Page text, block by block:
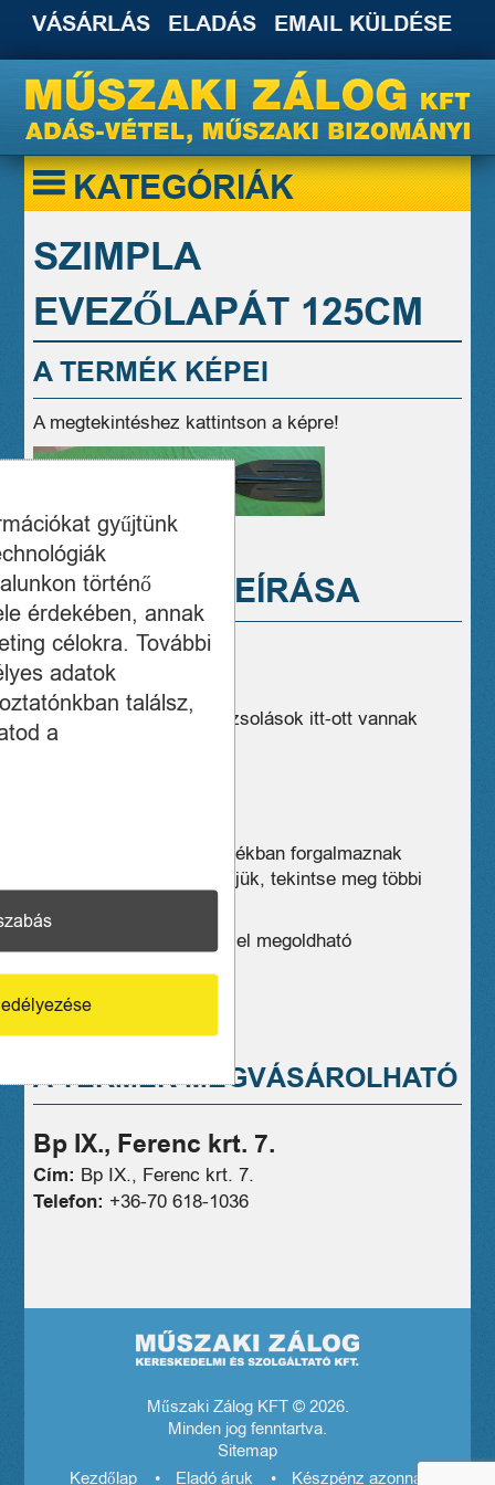
VÁSÁRLÁS ELADÁS EMAIL KÜLDÉSE
KATEGÓRIÁK
SZIMPLA
EVEZŐLAPÁT 125CM
A TERMÉK KÉPEI
A megtekintéshez kattintson a képre!
A TERMÉK LEÍRÁSA
Evezőlapát
Hossza:125cm
Normál állapotban – horzsolások itt-ott vannak
rajta.
Üzleteink széles választékban forgalmaznak
hasonló eszközöket, kérjük, tekintse meg többi
postázás rövid határidővel megoldható
Ár:3499 Ft
A TERMÉK MEGVÁSÁROLHATÓ
Bp IX., Ferenc krt. 7.
Cím: Bp IX., Ferenc krt. 7.
Telefon: +36-70 618-1036
Műszaki Zálog KFT © 2026.
Minden jog fenntartva.
Sitemap
Kezdőlap
Eladó áruk Készpénz azonnal! El
gyűjtünk
történő
érdekében, annak
célokra. További
adatok
találsz,
a